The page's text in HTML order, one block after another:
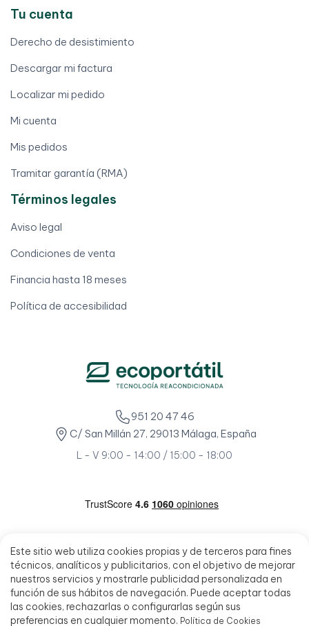
Este sitio web utiliza cookies propias y de terceros para fines
técnicos, analíticos y publicitarios, con el objetivo de mejorar
nuestros servicios y mostrarle publicidad personalizada en
función de sus hábitos de navegación. Puede aceptar todas
las cookies, rechazarlas o configurarlas según sus
preferencias en cualquier momento. Política de Cookies
Tu cuenta
Derecho de desistimiento
Descargar mi factura
Localizar mi pedido
Mi cuenta
Mis pedidos
Tramitar garantía (RMA)
Términos legales
Aviso legal
Condiciones de venta
Financia hasta 18 meses
Política de accesibilidad
951 20 47 46
C/ San Millán 27, 29013 Málaga, España
L - V 9:00 - 14:00 / 15:00 - 18:00